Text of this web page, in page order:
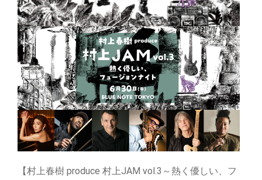
【村上春樹 produce 村上JAM vol.3～熱く優しい、フ